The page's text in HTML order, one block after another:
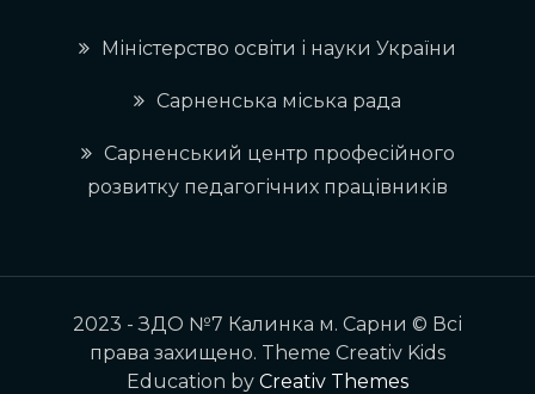
Міністерство освіти і науки України
Сарненська міська рада
Сарненський центр професійного
розвитку педагогічних працівників
2023 - ЗДО №7 Калинка м. Сарни © Всі
права захищено. Theme Creativ Kids
Education by Creativ Themes